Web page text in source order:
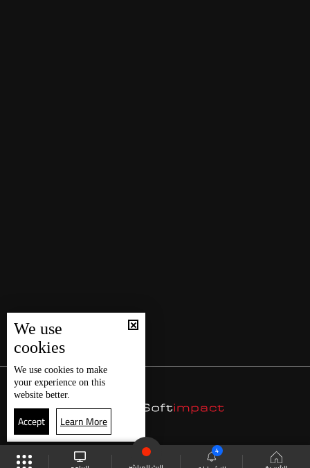
4
We use
cookies
We use cookies to make
your experience on this
website better.
Accept Learn More